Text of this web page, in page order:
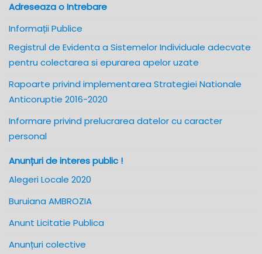
Adreseaza o Intrebare
Informații Publice
Registrul de Evidenta a Sistemelor Individuale adecvate
pentru colectarea si epurarea apelor uzate
Rapoarte privind implementarea Strategiei Nationale
Anticoruptie 2016-2020
Informare privind prelucrarea datelor cu caracter
personal
Anunțuri de interes public !
Alegeri Locale 2020
Buruiana AMBROZIA
Anunt Licitatie Publica
Anunțuri colective